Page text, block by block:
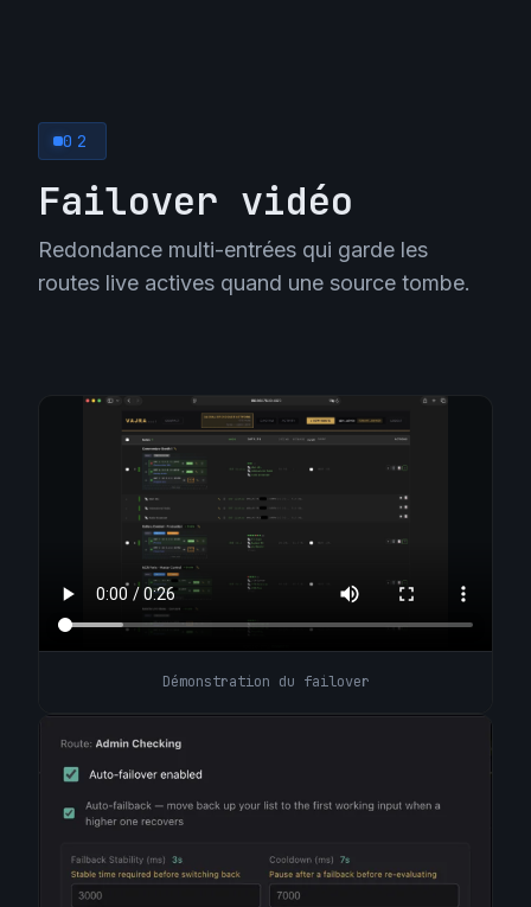
02
Failover vidéo
Redondance multi-entrées qui garde les
routes live actives quand une source tombe.
Démonstration du failover